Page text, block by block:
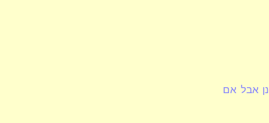
אבל אם